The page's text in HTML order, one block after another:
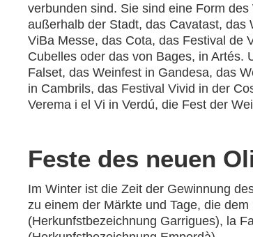
verbunden sind. Sie sind eine Form
außerhalb der Stadt, das Cavatast, das
ViBa Messe, das Cota, das Festival de
Cubelles oder das von Bages, in Artés.
Falset, das Weinfest in Gandesa, das
in Cambrils, das Festival Vivid in der
Verema i el Vi in Verdú, die Fest der
Feste des neuen
Im Winter ist die Zeit der Gewinnung
zu einem der Märkte und Tage, die
(Herkunfstbezeichnung Garrigues), la